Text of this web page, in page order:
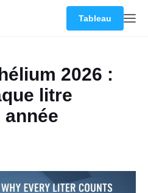
Tableau
2026 :
litre